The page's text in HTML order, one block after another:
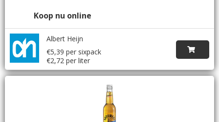
Koop nu online
Albert Heijn
€5,39 per sixpack
€2,72 per liter